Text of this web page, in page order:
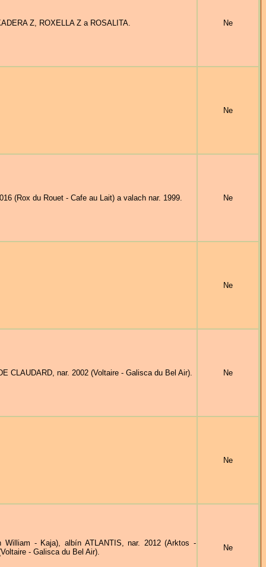
Z, ROXELLA Z a ROSALITA. Ne
Ne
(Rox du Rouet - Cafe au Lait) a valach nar. 1999. Ne
Ne
CLAUDARD, nar. 2002 (Voltaire - Galisca du Bel Air). Ne
Ne
- Kaja), albín ATLANTIS, nar. 2012 (Arktos -
- Galisca du Bel Air).
Ne